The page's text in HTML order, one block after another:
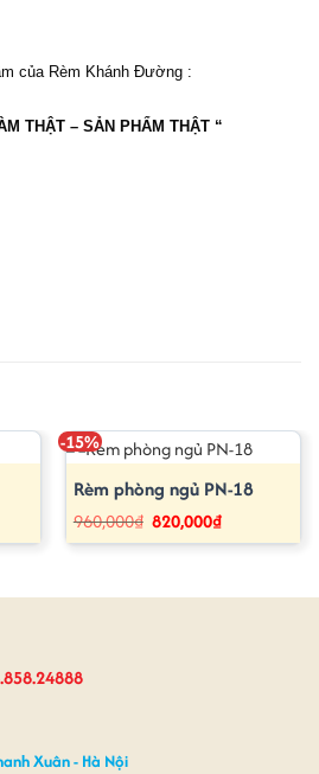
của Rèm Khánh Đường :
THẬT – SẢN PHẨM THẬT “
-15%
Rèm phòng ngủ PN-18
960,000₫ Giá
gốc
là:
820,000₫Giá
hiện
tại
Xuân - Hà Nội